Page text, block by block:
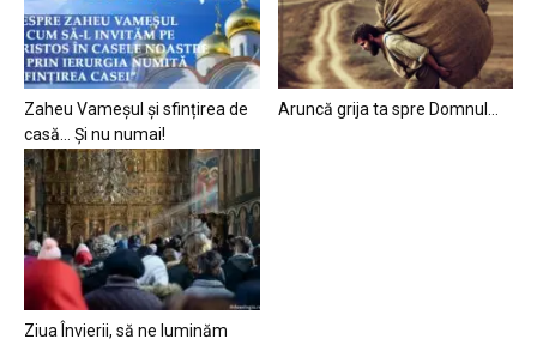
Zaheu Vameșul și sfințirea de
casă… Și nu numai!
Aruncă grija ta spre Domnul…
Ziua Învierii, să ne luminăm